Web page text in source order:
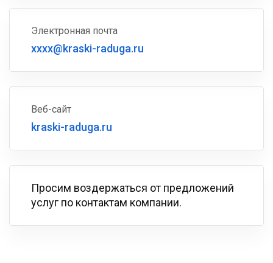
Электронная почта
xxxx@kraski-raduga.ru
Веб-сайт
kraski-raduga.ru
Просим воздержаться от предложений
услуг по контактам компании.